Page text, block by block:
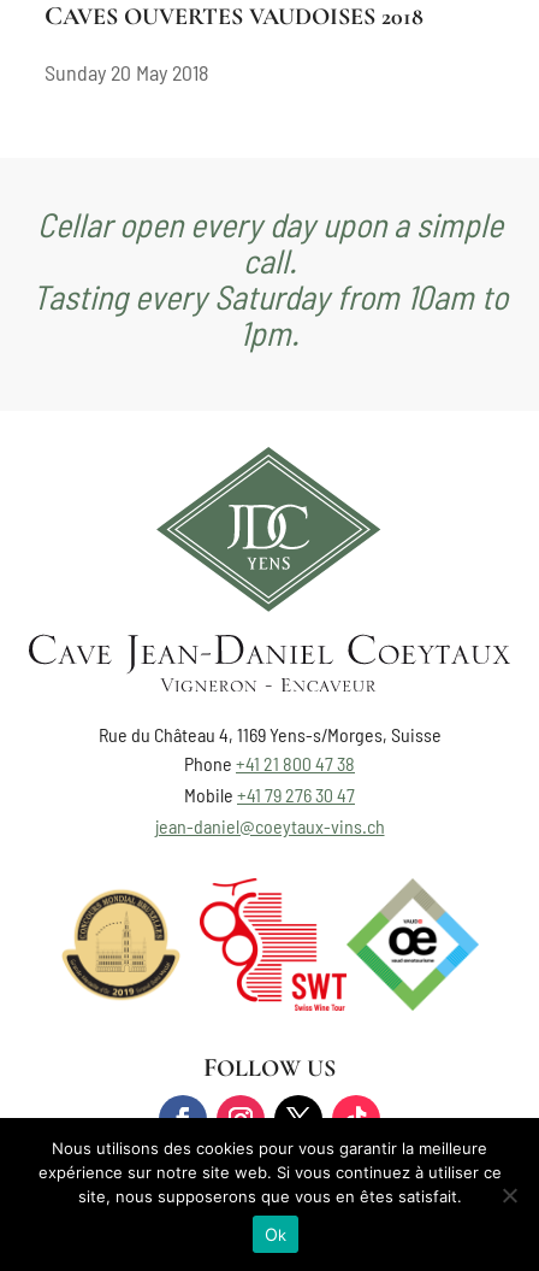
CAVES OUVERTES VAUDOISES 2018
Sunday 20 May 2018
Cellar open every day upon a simple
call.
Tasting every Saturday from 10am to
1pm.
Rue du Château 4, 1169 Yens-s/Morges, Suisse
Phone +41 21 800 47 38
Mobile +41 79 276 30 47
jean-daniel@coeytaux-vins.ch
FOLLOW US
Nous utilisons des cookies pour vous garantir la meilleure
expérience sur notre site web. Si vous continuez à utiliser ce
site, nous supposerons que vous en êtes satisfait.
Ok